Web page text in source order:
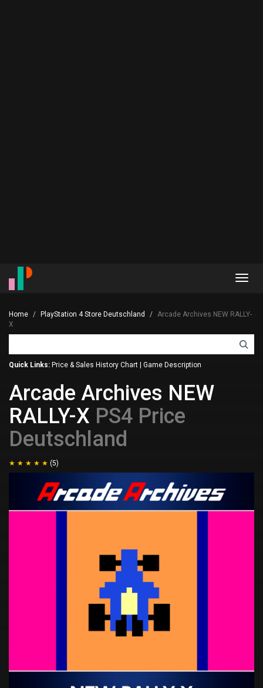
Home PlayStation 4 Store Deutschland
Arcade Archives NEW RALLY-
X
Quick Links: Price & Sales History Chart Game Description
Arcade Archives NEW
RALLY-X PS4 Price
Deutschland
(5)